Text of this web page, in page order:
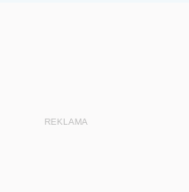
REKLAMA